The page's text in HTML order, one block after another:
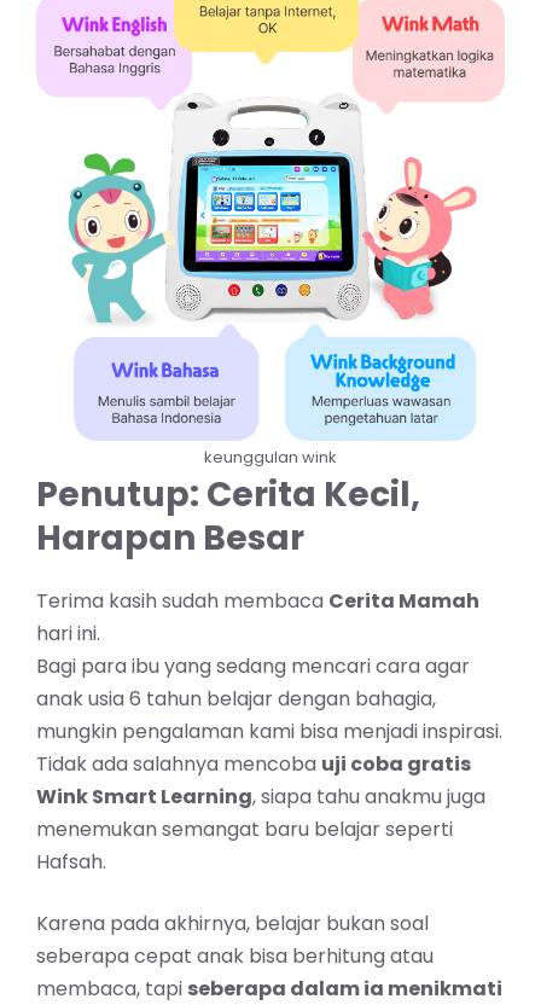
keunggulan wink
Penutup: Cerita Kecil,
Harapan Besar
Terima kasih sudah membaca Cerita Mamah
hari ini.
Bagi para ibu yang sedang mencari cara agar
anak usia 6 tahun belajar dengan bahagia,
mungkin pengalaman kami bisa menjadi inspirasi.
Tidak ada salahnya mencoba uji coba gratis
Wink Smart Learning, siapa tahu anakmu juga
menemukan semangat baru belajar seperti
Hafsah.
Karena pada akhirnya, belajar bukan soal
seberapa cepat anak bisa berhitung atau
membaca, tapi seberapa dalam ia menikmati